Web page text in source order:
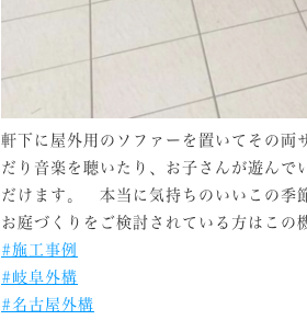
軒下に屋外用のソファーを置いてその
だり音楽を聴いたり、お子さんが遊んで
だけます。 本当に気持ちのいいこの季
お庭づくりをご検討されている方はこの
#施工事例
#岐阜外構
#名古屋外構